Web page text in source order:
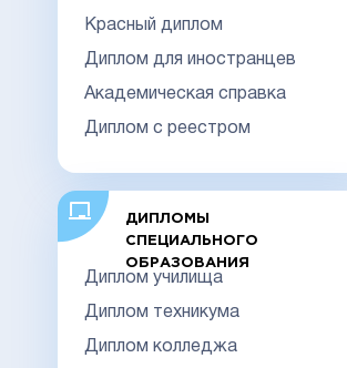
Красный диплом
Диплом для иностранцев
Академическая справка
Диплом с реестром
ДИПЛОМЫ
СПЕЦИАЛЬНОГО
ОБРАЗОВАНИЯ
Диплом училища
Диплом техникума
Диплом колледжа
Диплом техникума или
Гознак
18000
Видео обзор